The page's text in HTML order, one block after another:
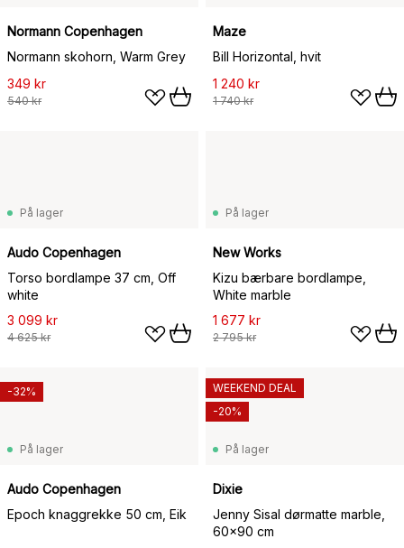
Normann Copenhagen
Normann skohorn, Warm Grey
349 kr
540 kr
Maze
Bill Horizontal, hvit
1 240 kr
1 740 kr
På lager
Audo Copenhagen
Torso bordlampe 37 cm, Off
white
3 099 kr
4 625 kr
På lager
New Works
Kizu bærbare bordlampe,
White marble
1 677 kr
2 795 kr
På lager
Audo Copenhagen
Epoch knaggrekke 50 cm, Eik
-32%
På lager
Dixie
Jenny Sisal dørmatte marble,
60x90 cm
WEEKEND DEAL
-20%